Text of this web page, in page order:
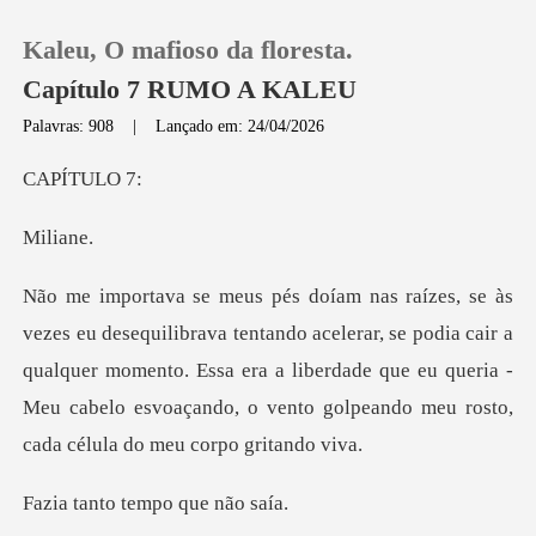
Loja
Histórico
Baixar App
Kaleu, O mafioso da floresta.
Capítulo 7 RUMO A KALEU
Palavras: 908 |Lançado em: 24/04/2026
ÍTU
li
acelerar, se podia cair a
qualquer momento. Essa era a liberdade que eu queria -
Meu c
o tempo qu